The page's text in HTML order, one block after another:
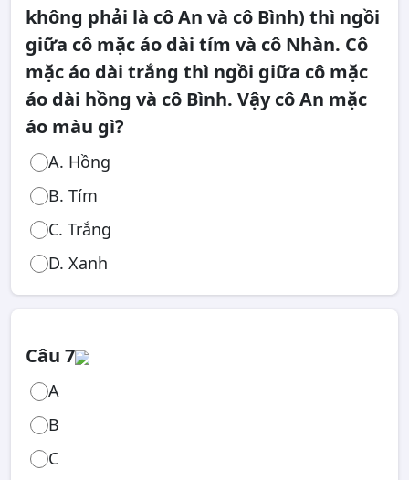
không phải là cô An và cô Bình) thì ngồi
giữa cô mặc áo dài tím và cô Nhàn. Cô
mặc áo dài trắng thì ngồi giữa cô mặc
áo dài hồng và cô Bình. Vậy cô An mặc
áo màu gì?
A. Hồng
B. Tím
C. Trắng
D. Xanh
Câu 7
A
B
C